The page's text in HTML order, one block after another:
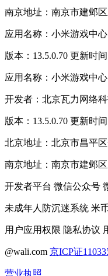
南京地址：南京市建邺
应用名称：小米游戏中心
版本：13.5.0.70 更新时
应用名称：小米游戏中心
开发者：北京瓦力网络
版本：13.5.0.70 更新时
北京地址：北京市昌平
南京地址：南京市建邺
开发者平台 微信公众号
未成年人防沉迷系统 米
用户应用权限 隐私协议
@wali.com 京ICP证
营业执照